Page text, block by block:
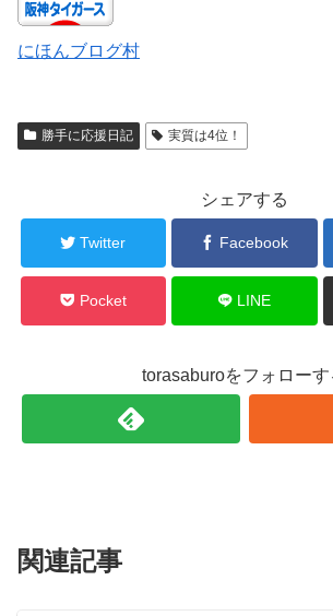
にほんブログ村
勝手に応援日記 実質は4位！
シェアする
Twitter Facebook
Pocket LINE
torasaburoをフォローす
関連記事